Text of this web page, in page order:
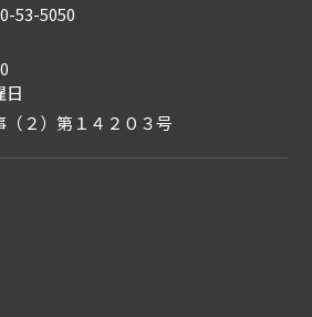
53-5050
日
２）第１４２０３号